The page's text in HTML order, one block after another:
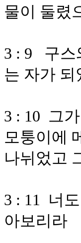
물이 둘렸
3 : 9 구스
는 자가 되
3 : 10 그
모퉁이에
나뉘었고
3 : 11 너
아보리라